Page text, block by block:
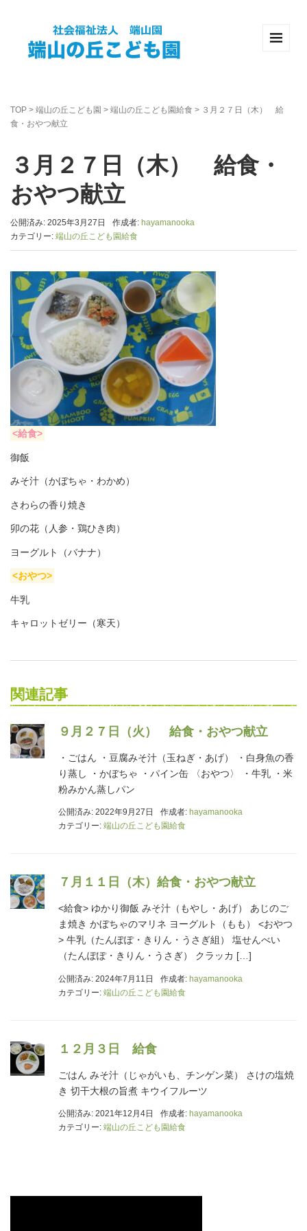
TOP > 端山の丘こども園 > 端山の丘こども園給食 > ３月２７日（木） 給
食・おやつ献立
３月２７日（木） 給食・
おやつ献立
公開済み: 2025年3月27日 作成者: hayamanooka
カテゴリー: 端山の丘こども園給食
<給食>
御飯
みそ汁（かぼちゃ・わかめ）
さわらの香り焼き
卯の花（人参・鶏ひき肉）
ヨーグルト（バナナ）
<おやつ>
牛乳
キャロットゼリー（寒天）
関連記事
９月２７日（火） 給食・おやつ献立
・ごはん ・豆腐みそ汁（玉ねぎ・あげ） ・白身魚の香
り蒸し ・かぼちゃ ・パイン缶 〈おやつ〉 ・牛乳 ・米
粉みかん蒸しパン
公開済み: 2022年9月27日 作成者: hayamanooka
カテゴリー: 端山の丘こども園給食
７月１１日（木）給食・おやつ献立
<給食> ゆかり御飯 みそ汁（もやし・あげ） あじのご
ま焼き かぼちゃのマリネ ヨーグルト（もも） <おやつ
> 牛乳（たんぽぽ・きりん・うさぎ組） 塩せんべい
（たんぽぽ・きりん・うさぎ） クラッカ […]
公開済み: 2024年7月11日 作成者: hayamanooka
カテゴリー: 端山の丘こども園給食
１２月３日 給食
ごはん みそ汁（じゃがいも、チンゲン菜） さけの塩焼
き 切干大根の旨煮 キウイフルーツ
公開済み: 2021年12月4日 作成者: hayamanooka
カテゴリー: 端山の丘こども園給食